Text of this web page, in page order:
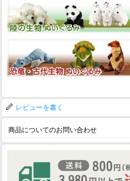
レビューを書く
商品についてのお問い合わせ